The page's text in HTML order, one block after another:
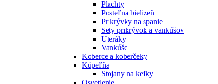
Plachty
Posteľná bielizeň
Prikrývky na spanie
Sety prikrývok a vankúšov
Uteráky
Vankúše
Koberce a koberčeky
Kúpeľňa
Stojany na kefky
Osvetlenie